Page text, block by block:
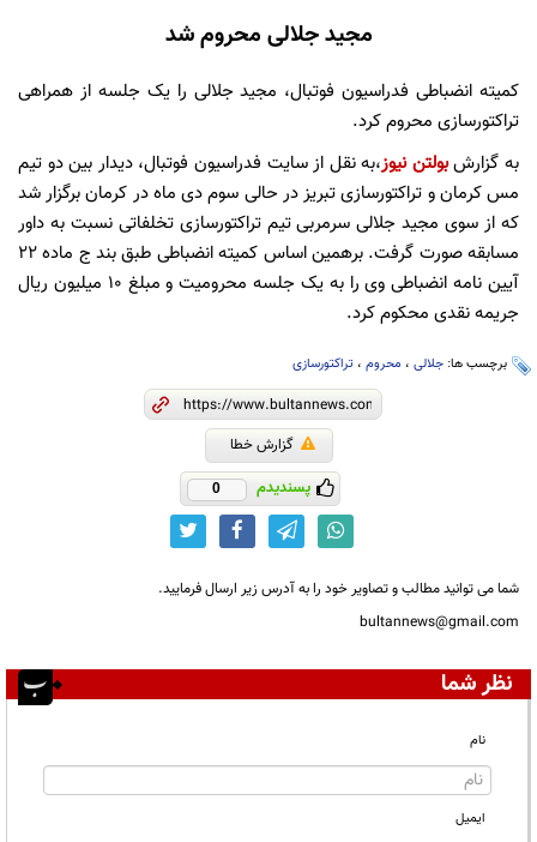
مجید جلالی محروم شد
کمیته انضباطی فدراسیون فوتبال، مجید جلالی را یک جلسه از همراهی
تراکتورسازی محروم کرد.
به گزارشبولتن نیوز،به نقل از سایت فدراسیون فوتبال، دیدار بین دو تیم
مس کرمان و تراکتورسازی تبریز در حالی سوم دی ماه در کرمان برگزار شد
که از سوی مجید جلالی سرمربی تیم تراکتورسازی تخلفاتی نسبت به داور
مسابقه صورت گرفت. برهمین اساس کمیته انضباطی طبق بند ج ماده 22
آیین نامه انضباطی وی را به یک جلسه محرومیت و مبلغ 10 میلیون ریال
جریمه نقدی محکوم کرد.
برچسب ها: جلالی ، محروم ، تراکتورسازی
گزارش خطا
پسندیدم 0
شما می توانید مطالب و تصاویر خود را به آدرس زیر ارسال فرمایید.
bultannews@gmail.com
نظر شما
نام
ایمیل